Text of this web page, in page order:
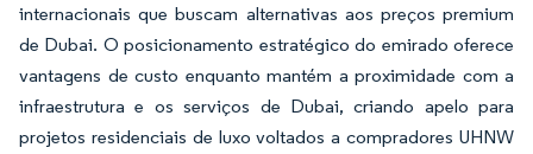
internacionais que buscam alternativas aos preços premium
de Dubai. O posicionamento estratégico do emirado oferece
vantagens de custo enquanto mantém a proximidade com a
infraestrutura e os serviços de Dubai, criando apelo para
projetos residenciais de luxo voltados a compradores UHNW